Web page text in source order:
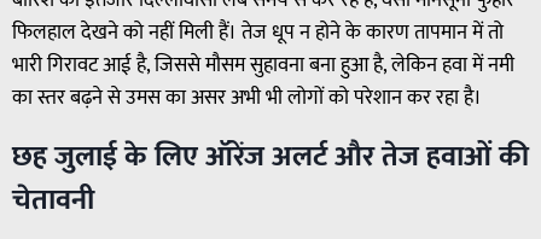
फिलहाल देखने को नहीं मिली हैं। तेज धूप न होने के कारण तापमान में तो
भारी गिरावट आई है, जिससे मौसम सुहावना बना हुआ है, लेकिन हवा में नमी
का स्तर बढ़ने से उमस का असर अभी भी लोगों को परेशान कर रहा है।
छह जुलाई के लिए ऑरेंज अलर्ट और तेज हवाओं की
चेतावनी